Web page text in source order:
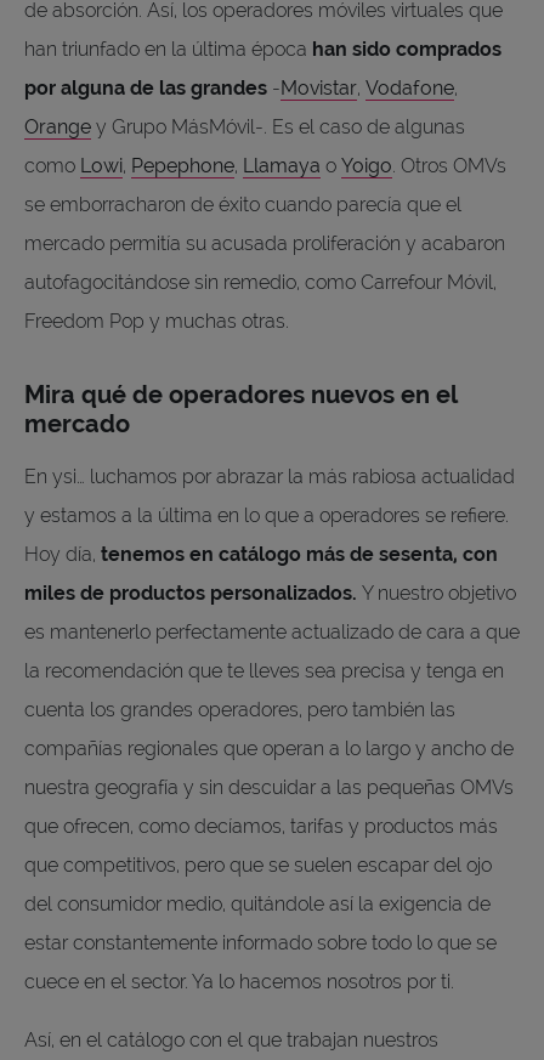
de absorción. Así, los operadores móviles virtuales que
han triunfado en la última época han sido comprados
por alguna de las grandes -Movistar, Vodafone,
Orange y Grupo MásMóvil-. Es el caso de algunas
como Lowi, Pepephone, Llamaya o Yoigo . Otros OMVs
se emborracharon de éxito cuando parecía que el
mercado permitía su acusada proliferación y acabaron
autofagocitándose sin remedio, como Carrefour Móvil,
Freedom Pop y muchas otras.
Mira qué de operadores nuevos en el
mercado
En ysi… luchamos por abrazar la más rabiosa actualidad
y estamos a la última en lo que a operadores se refiere.
Hoy día, tenemos en catálogo más de sesenta, con
miles de productos personalizados. Y nuestro objetivo
es mantenerlo perfectamente actualizado de cara a que
la recomendación que te lleves sea precisa y tenga en
cuenta los grandes operadores, pero también las
compañías regionales que operan a lo largo y ancho de
nuestra geografía y sin descuidar a las pequeñas OMVs
que ofrecen, como decíamos, tarifas y productos más
que competitivos, pero que se suelen escapar del ojo
del consumidor medio, quitándole así la exigencia de
estar constantemente informado sobre todo lo que se
cuece en el sector. Ya lo hacemos nosotros por ti.
Así, en el catálogo con el que trabajan nuestros